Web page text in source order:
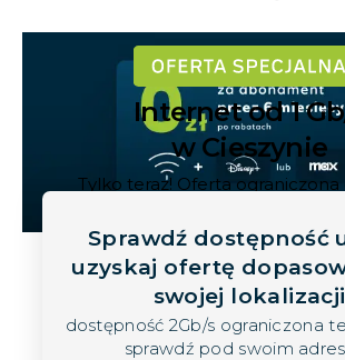
Internet od 1
w Cieszynie
Tylko teraz! Oferta ograniczona
Sprawdź dostępność
uzyskaj ofertę
swojej lokalizacji
dostępność 2Gb/s ograniczona
sprawdź pod swoim